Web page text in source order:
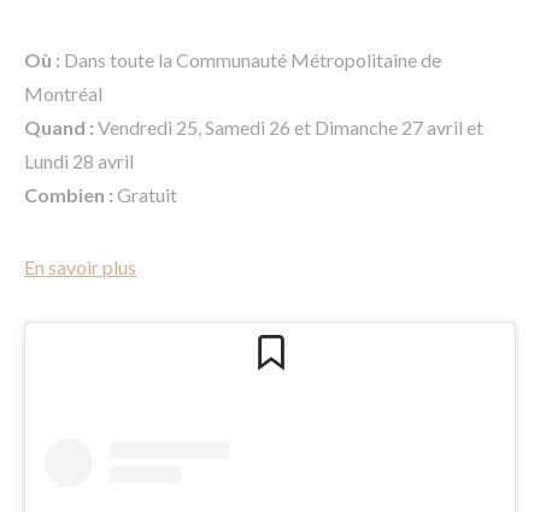
Où : Dans toute la Communauté Métropolitaine de
Montréal
Quand : Vendredi 25, Samedi 26 et Dimanche 27 avril et
Lundi 28 avril
Combien : Gratuit
En savoir plus